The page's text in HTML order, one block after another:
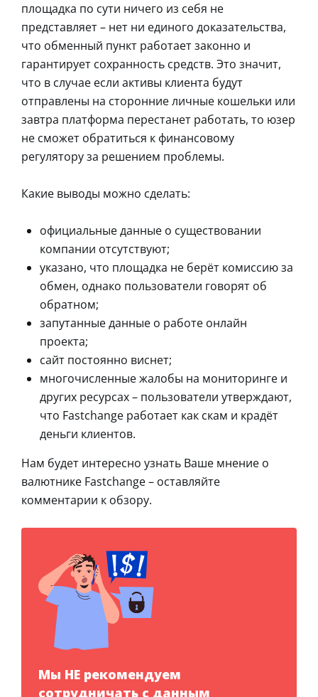
площадка по сути ничего из себя не
представляет – нет ни единого доказательства,
что обменный пункт работает законно и
гарантирует сохранность средств. Это значит,
что в случае если активы клиента будут
отправлены на сторонние личные кошельки или
завтра платформа перестанет работать, то юзер
не сможет обратиться к финансовому
регулятору за решением проблемы.
Какие выводы можно сделать:
официальные данные о существовании
компании отсутствуют;
указано, что площадка не берёт комиссию за
обмен, однако пользователи говорят об
обратном;
запутанные данные о работе онлайн
проекта;
сайт постоянно виснет;
многочисленные жалобы на мониторинге и
других ресурсах – пользователи утверждают,
что Fastchange работает как скам и крадёт
деньги клиентов.
Нам будет интересно узнать Ваше мнение о
валютнике Fastchange – оставляйте
комментарии к обзору.
Мы НЕ рекомендуем
сотрудничать с данным